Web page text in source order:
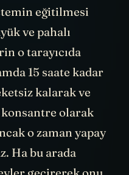
eğitilmesi
ve pahalı
o tarayıcıda
15 saate kadar
kalarak ve
olarak
o zaman yapay
Ha bu arada